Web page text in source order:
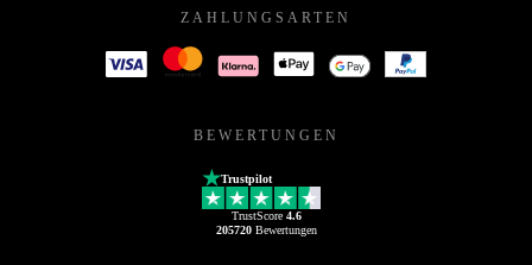
ZAHLUNGSARTEN
BEWERTUNGEN
Trustpilot
TrustScore 4.6
205720Bewertungen